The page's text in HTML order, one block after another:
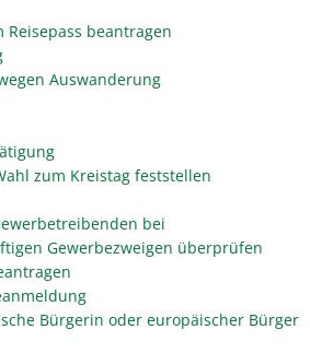
beantragen
Auswanderung
zum Kreistag feststellen
bei
Gewerbezweigen überprüfen
Bürgerin oder europäischer Bürger